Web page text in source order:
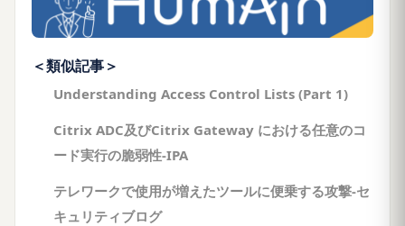
＜類似記事＞
Understanding Access Control Lists (Part 1)
Citrix ADC及びCitrix Gateway における任意のコ
ード実行の脆弱性-IPA
テレワークで使用が増えたツールに便乗する攻撃-セ
キュリティブログ